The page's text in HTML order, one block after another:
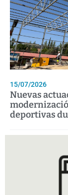
15/07/2026
Nuevas
deportivas